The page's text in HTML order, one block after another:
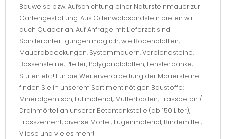
Bauweise bzw. Aufschichtung einer Natursteinmauer zur
Gartengestaltung. Aus Odenwaldsandstein bieten wir
auch Quader an. Auf Anfrage mit Lieferzeit sind
Sonderanfertigungen möglich, wie Bodenplatten,
Mauerabdeckungen, Systemmauern, Verblendsteine,
Bossensteine, Pfeiler, Polygonalplatten, Fensterbänke,
Stufen etc.! Für die Weiterverarbeitung der Mauersteine
finden Sie in unserem Sortiment nötigen Baustoffe:
Mineralgemisch, Füllmaterial, Mutterboden, Trassbeton /
Drainmörtel an unserer Betontankstelle (ab 150 Liter),
Trasszement, diverse Mörtel, Fugenmaterial, Bindemittel,
Vliese und vieles mehr!